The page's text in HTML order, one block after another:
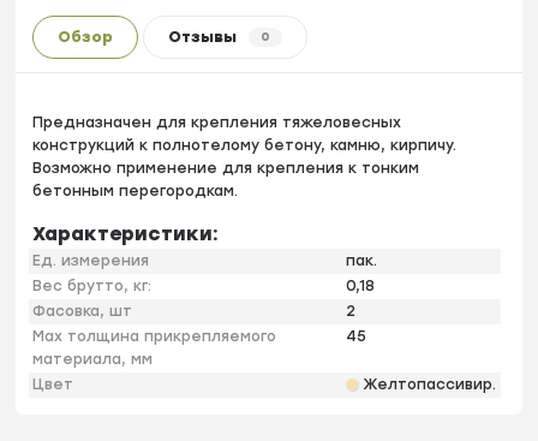
Обзор Отзывы 0
Предназначен для крепления тяжеловесных
конструкций к полнотелому бетону, камню, кирпичу.
Возможно применение для крепления к тонким
бетонным перегородкам.
Характеристики:
Ед. измерения
пак.
Вес брутто, кг:
0,18
Фасовка, шт
2
Max толщина прикрепляемого
материала, мм
45
Цвет Желтопассивир.